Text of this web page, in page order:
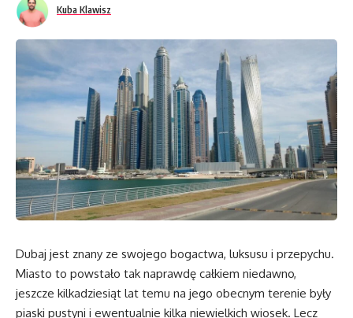
Kuba Klawisz
Dubaj jest znany ze swojego bogactwa, luksusu i przepychu.
Miasto to powstało tak naprawdę całkiem niedawno,
jeszcze kilkadziesiąt lat temu na jego obecnym terenie były
piaski pustyni i ewentualnie kilka niewielkich wiosek. Lecz